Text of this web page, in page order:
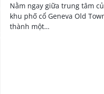
Nằm ngay giữa trung tâm
khu phố cổ Geneva Old
thành một…